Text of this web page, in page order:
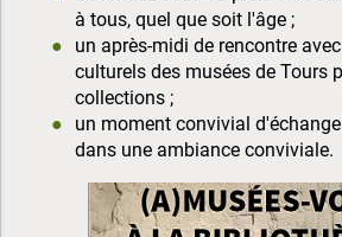
à tous, quel que soit l'âge ;
un après-midi de rencontre
culturels des musées de Tours
collections ;
un moment convivial
dans une ambiance conviviale.